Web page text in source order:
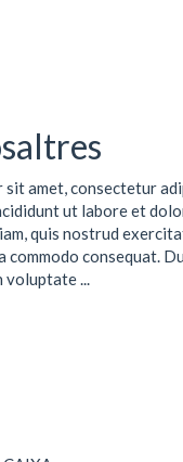
sit amet, consectetur
ut labore et
quis nostrud
commodo consequat.
voluptate ...